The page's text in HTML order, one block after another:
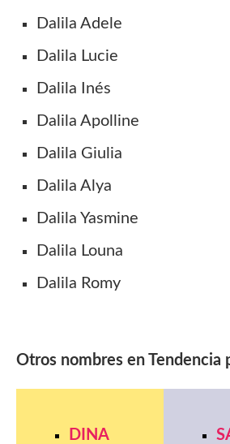
Dalila Adele
Dalila Lucie
Dalila Inés
Dalila Apolline
Dalila Giulia
Dalila Alya
Dalila Yasmine
Dalila Louna
Dalila Romy
Otros nombres en Tendencia
DINA